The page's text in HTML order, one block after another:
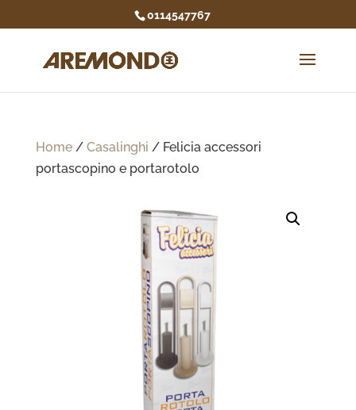
0114547767
Home/ Casalinghi / Felicia accessori
portascopino e portarotolo